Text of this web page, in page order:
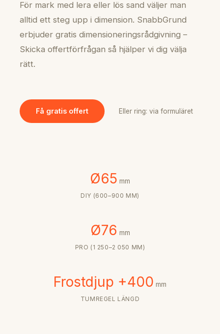
För mark med lera eller lös sand väljer man
alltid ett steg upp i dimension. SnabbGrund
erbjuder gratis dimensioneringsrådgivning –
Skicka offertförfrågan så hjälper vi dig välja
rätt.
Få gratis offert Eller ring: via formuläret
Ø65 mm
DIY (600–900 MM)
Ø76 mm
PRO (1 250–2 050 MM)
Frostdjup +400 mm
TUMREGEL LÄNGD